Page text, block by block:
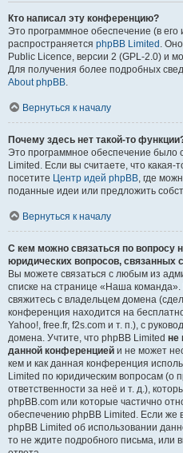
Кто написал эту конференцию?
Это программное обеспечение (в
распространяется phpBB Limited .
Public Licence, версии 2 (GPL-2.0) и
Для получения более подробных
About phpBB.
Вернуться к началу
Почему здесь нет такой-то
Это программное обеспечение было
Limited. Если вы считаете, что
посетите Центр идей phpBB, где
поданные идеи или предложить
Вернуться к началу
С кем можно связаться по вопросу
юридических вопросов, связанных
Вы можете связаться с любым из
списке на странице «Наша
свяжитесь с владельцем домена
конференция находится на
Yahoo!, free.fr, f2s.com и т. п.), с
домена. Учтите, что phpBB Limited не
данной конференцией и не может
кем и как данная конференция
Limited по юридическим вопросам (о
ответственности за неё и т. д.),
phpBB.com или которые частично
обеспечению phpBB Limited. Если же
phpBB Limited об использовании
то не ждите подробного письма, или